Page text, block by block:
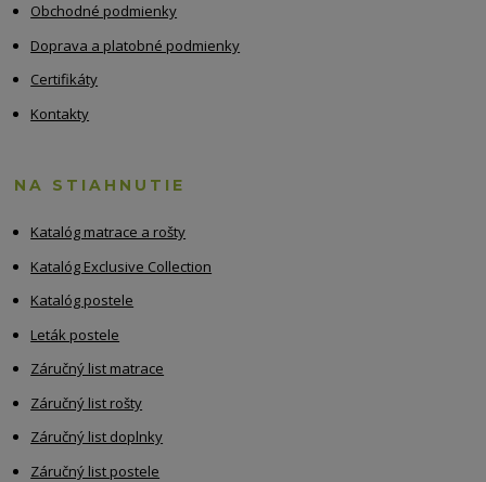
Obchodné podmienky
Doprava a platobné podmienky
Certifikáty
Kontakty
NA STIAHNUTIE
Katalóg matrace a rošty
Katalóg Exclusive Collection
Katalóg postele
Leták postele
Záručný list matrace
Záručný list rošty
Záručný list doplnky
Záručný list postele